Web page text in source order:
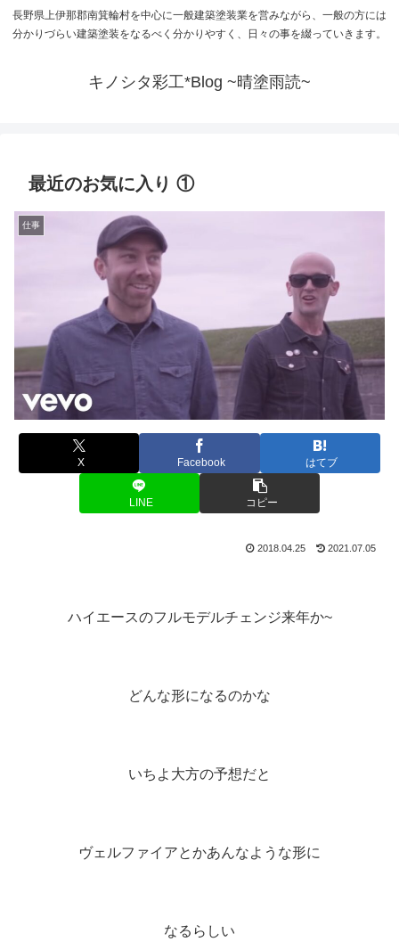
長野県上伊那郡南箕輪村を中心に一般建築塗装業を営みながら、一般の方には
分かりづらい建築塗装をなるべく分かりやすく、日々の事を綴っていきます。
キノシタ彩工*Blog ~晴塗雨読~
最近のお気に入り ①
仕事
X Facebook はてブ
LINE コピー
2018.04.25 2021.07.05
ハイエースのフルモデルチェンジ来年か~
どんな形になるのかな
いちよ大方の予想だと
ヴェルファイアとかあんなような形に
なるらしい